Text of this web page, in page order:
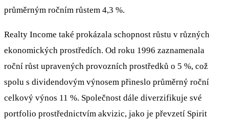
průměrným ročním růstem 4,3 %.
Realty Income také prokázala schopnost růstu v různých
ekonomických prostředích. Od roku 1996 zaznamenala
roční růst upravených provozních prostředků o 5 %, což
spolu s dividendovým výnosem přineslo průměrný roční
celkový výnos 11 %. Společnost dále diverzifikuje své
portfolio prostřednictvím akvizic, jako je převzetí Spirit